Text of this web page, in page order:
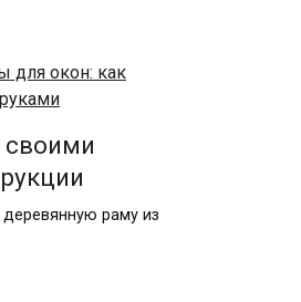
своими
раму из